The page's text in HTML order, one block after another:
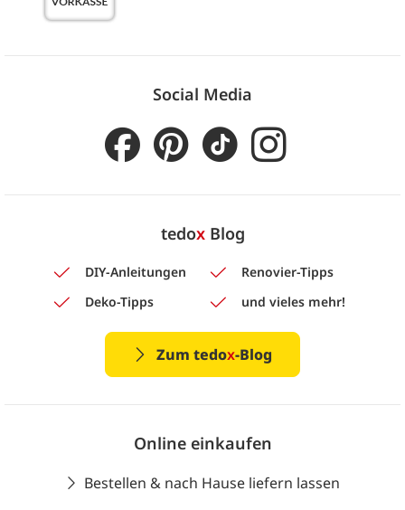
Social Media
tedoxBlog
DIY-Anleitungen
Renovier-Tipps
Deko-Tipps
und vieles mehr!
Zum tedox-Blog
Online einkaufen
Bestellen & nach Hause liefern lassen